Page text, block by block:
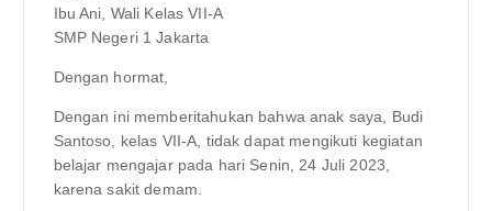
Ibu Ani, Wali Kelas VII-A
SMP Negeri 1 Jakarta
Dengan hormat,
Dengan ini memberitahukan bahwa anak saya, Budi
Santoso, kelas VII-A, tidak dapat mengikuti kegiatan
belajar mengajar pada hari Senin, 24 Juli 2023,
karena sakit demam.